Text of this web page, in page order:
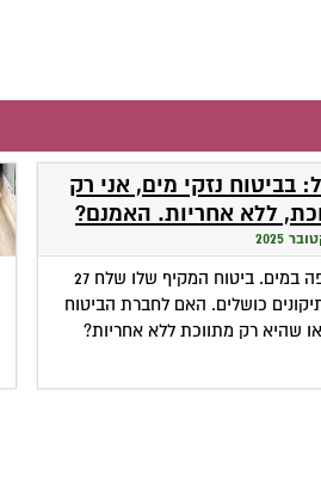
בביטוח נזקי מים, אני רק
ללא אחריות. האמנם?
דירת המבוטח הוצפה במים. ביטוח המקיף שלו שלח 27
כושלים. האם לחברת הביטוח
שהיא רק מתווכת ללא אחריות?